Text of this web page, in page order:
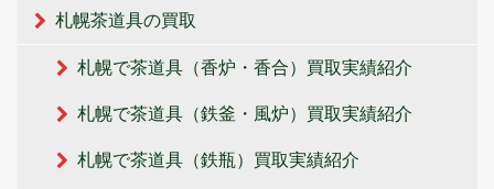
札幌茶道具の買取
札幌で茶道具（香炉・香合）買取実績紹介
札幌で茶道具（鉄釜・風炉）買取実績紹介
札幌で茶道具（鉄瓶）買取実績紹介